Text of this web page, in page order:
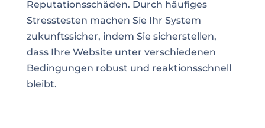
Reputationsschäden. Durch häufiges
Stresstesten machen Sie Ihr System
zukunftssicher, indem Sie sicherstellen,
dass Ihre Website unter verschiedenen
Bedingungen robust und reaktionsschnell
bleibt.